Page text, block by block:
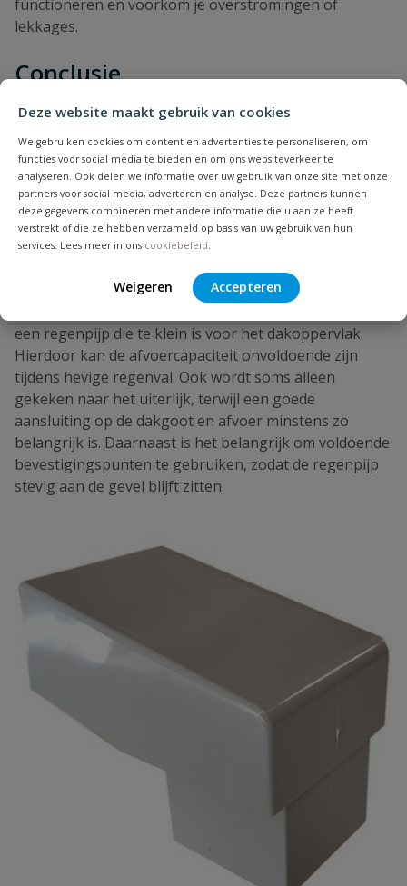
Deze website maakt gebruik van cookies
We gebruiken cookies om content en advertenties te personaliseren, om
functies voor social media te bieden en om ons websiteverkeer te
analyseren. Ook delen we informatie over uw gebruik van onze site met onze
partners voor social media, adverteren en analyse. Deze partners kunnen
deze gegevens combineren met andere informatie die u aan ze heeft
verstrekt of die ze hebben verzameld op basis van uw gebruik van hun
services. Lees meer in ons cookiebeleid
Weigeren Accepteren
functioneren en voorkom je overstromingen of
lekkages.
Conclusie
Een vierkante regenpijp combineert een moderne
uitstraling met een betrouwbare afvoer van
regenwater. Dankzij de strakke vormgeving is deze
regenpijp bijzonder populair bij moderne woningen en
nieuwbouwprojecten. Een vierkante regenpijp biedt
dezelfde functionaliteit als een ronde regenpijp, maar
zorgt voor een strakkere uitstraling. Door de juiste
maat en het juiste materiaal te kiezen, creëer je een
duurzame en stijlvolle oplossing voor de afvoer van
een regenpijp die te klein is voor het dakoppervlak.
Hierdoor kan de afvoercapaciteit onvoldoende zijn
tijdens hevige regenval. Ook wordt soms alleen
gekeken naar het uiterlijk, terwijl een goede
aansluiting op de dakgoot en afvoer minstens zo
belangrijk is. Daarnaast is het belangrijk om voldoende
bevestigingspunten te gebruiken, zodat de regenpijp
stevig aan de gevel blijft zitten.